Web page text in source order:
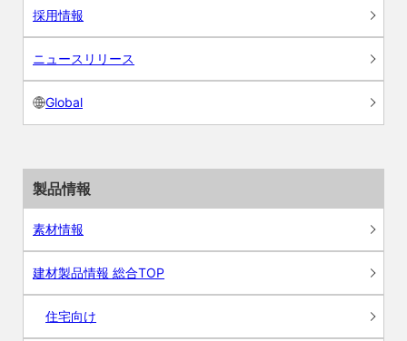
採用情報
ニュースリリース
Global
製品情報
素材情報
建材製品情報 総合TOP
住宅向け